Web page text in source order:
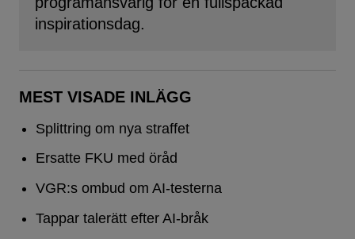
inspirationsdag.
MEST VISADE INLÄGG
Splittring om nya straffet
Ersatte FKU med öråd
VGR:s ombud om AI-testerna
Tappar talerätt efter AI-bråk